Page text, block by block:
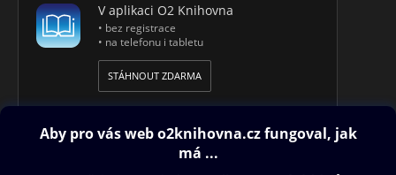
V aplikaci O2 Knihovna
• bez registrace
• na telefonu i tabletu
STÁHNOUT ZDARMA